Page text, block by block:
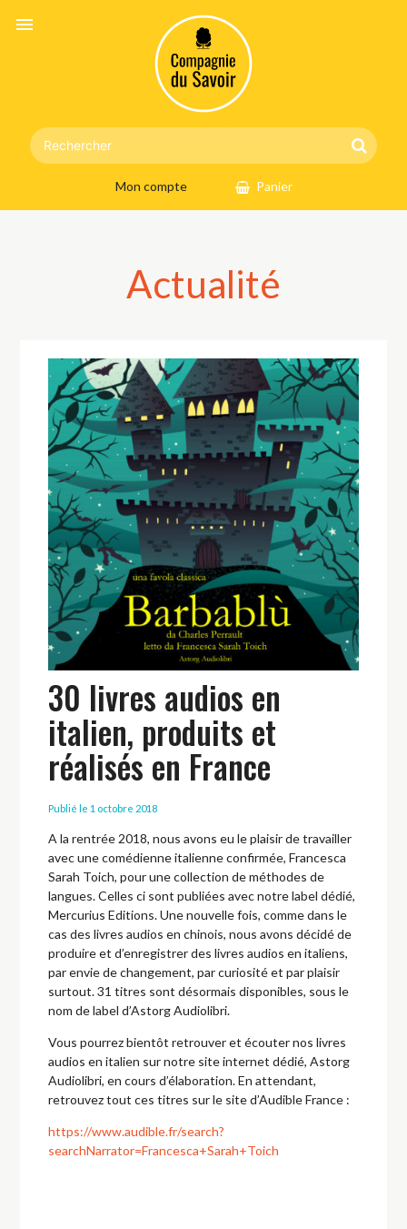
menu
Mon compte Panier
Actualité
30 livres audios en
italien, produits et
réalisés en France
Publié le 1 octobre 2018
A la rentrée 2018, nous avons eu le plaisir de travailler
avec une comédienne italienne confirmée, Francesca
Sarah Toich, pour une collection de méthodes de
langues. Celles ci sont publiées avec notre label dédié,
Mercurius Editions. Une nouvelle fois, comme dans le
cas des livres audios en chinois, nous avons décidé de
produire et d’enregistrer des livres audios en italiens,
par envie de changement, par curiosité et par plaisir
surtout. 31 titres sont désormais disponibles, sous le
nom de label d’Astorg Audiolibri.
Vous pourrez bientôt retrouver et écouter nos livres
audios en italien sur notre site internet dédié, Astorg
Audiolibri, en cours d’élaboration. En attendant,
retrouvez tout ces titres sur le site d’Audible France :
https://www.audible.fr/search?
searchNarrator=Francesca+Sarah+Toich